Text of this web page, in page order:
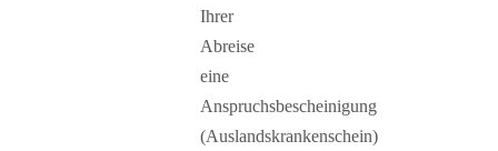
Ihrer
Abreise
eine
Anspruchsbescheinigung
(Auslandskrankenschein)